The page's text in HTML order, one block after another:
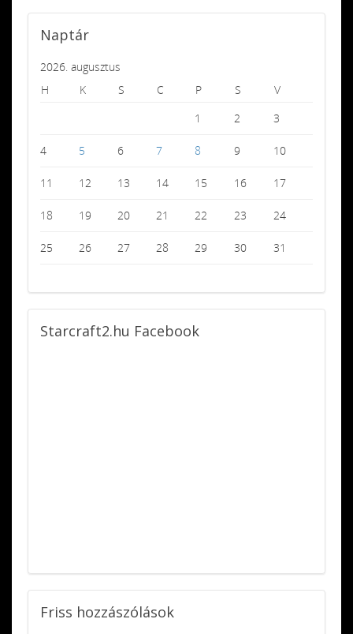
Naptár
2026. augusztus
H
K S C P S
V
1
2 3
4 5 6 7 8 9 10
11 12 13 14 15 16 17
18 19 20 21 22 23 24
25 26 27 28 29 30 31
Starcraft2.hu Facebook
Friss hozzászólások